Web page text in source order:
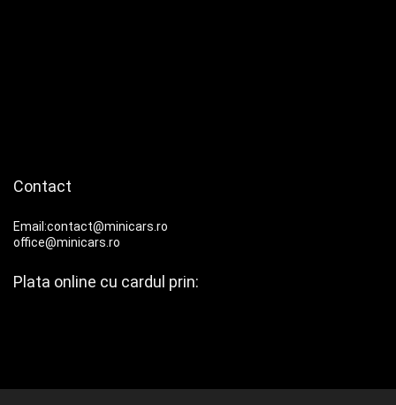
Contact
Email:contact@minicars.ro
office@minicars.ro
Plata online cu cardul prin: